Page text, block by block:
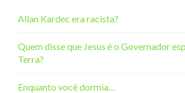
Allan Kardec era racista?
Quem disse que Jesus é o Governador
Terra?
Enquanto você dormia…